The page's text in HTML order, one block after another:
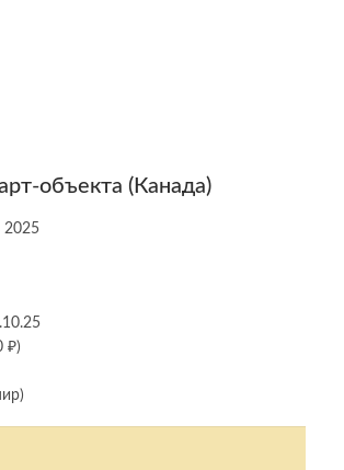
объекта (Канада)
₽)